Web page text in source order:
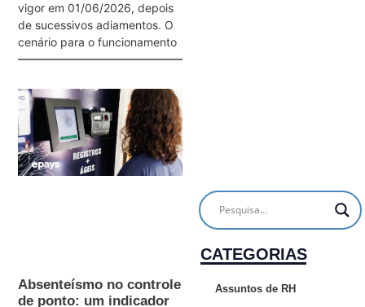
vigor em 01/06/2026, depois
de sucessivos adiamentos. O
cenário para o funcionamento
Absenteísmo no controle
de ponto: um indicador
CATEGORIAS
Assuntos de RH